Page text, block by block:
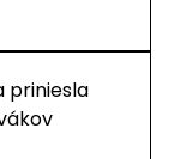
priniesla